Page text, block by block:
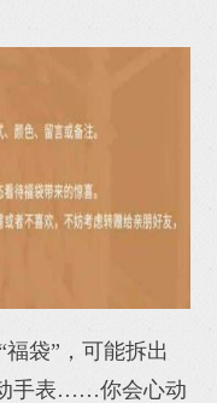
福袋”，可能拆出
手表……你会心动